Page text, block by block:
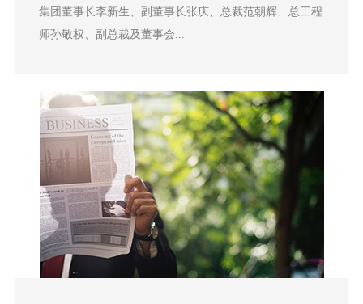
集团董事长李新生、副董事长张庆、总裁范朝辉、总工程
师孙敬权、副总裁及董事会...